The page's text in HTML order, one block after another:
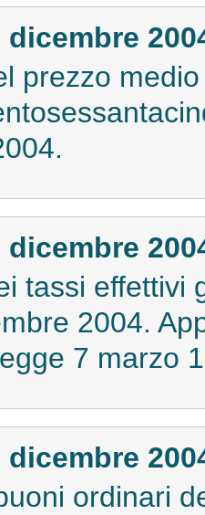
dicembre
prezzo
dicembre
tassi effettivi
2004.
7 marzo
dicembre
ordinari